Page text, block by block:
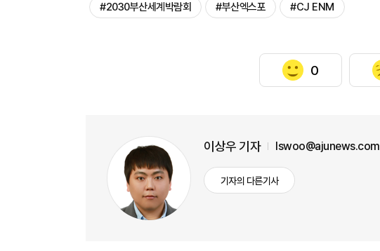
#2030부산세계박람회 #부산엑스포 #CJ ENM
0
이상우 기자 lswoo@ajunews.com
기자의 다른기사